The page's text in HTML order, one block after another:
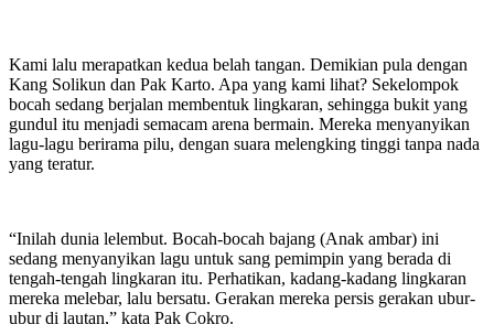
Kami lalu merapatkan kedua belah tangan. Demikian pula dengan
Kang Solikun dan Pak Karto. Apa yang kami lihat? Sekelompok
bocah sedang berjalan membentuk lingkaran, sehingga bukit yang
gundul itu menjadi semacam arena bermain. Mereka menyanyikan
lagu-lagu berirama pilu, dengan suara melengking tinggi tanpa nada
yang teratur.
“Inilah dunia lelembut. Bocah-bocah bajang (Anak ambar) ini
sedang menyanyikan lagu untuk sang pemimpin yang berada di
tengah-tengah lingkaran itu. Perhatikan, kadang-kadang lingkaran
mereka melebar, lalu bersatu. Gerakan mereka persis gerakan ubur-
ubur di lautan,” kata Pak Cokro.